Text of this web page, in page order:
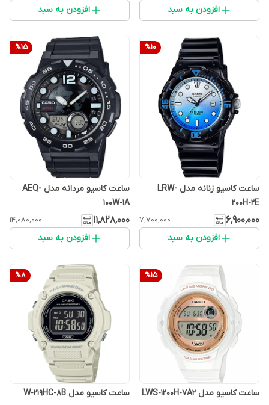
افزودن به سبد افزودن به سبد
%10
ساعت کاسیو زنانه مدل LRW-
200H-2E
۶٬۹۰۰٬۰۰۰ ۷٬۷۰۰٬۰۰۰
افزودن به سبد
%15
ساعت کاسیو مردانه مدل AEQ-
100W-1A
۱۱٬۸۲۸٬۰۰۰ ۱۴٬۰۸۰٬۰۰۰
افزودن به سبد
%15
ساعت کاسیو مدل LWS-1200H-7A2
%8
ساعت کاسیو مدل W-219HC-8B